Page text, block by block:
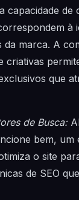
capacidade de
à
da marca. A
criativas
que
de Busca:
bem, um
o site
de SEO